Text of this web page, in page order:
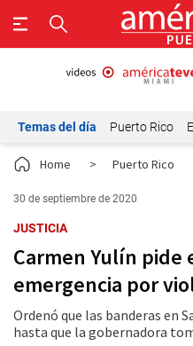
Temas del día Puerto Rico
Home > Puerto Rico
30 de septiembre de 2020
JUSTICIA
Carmen Yulín pide
emergencia por
Ordenó que las banderas en
hasta que la gobernadora